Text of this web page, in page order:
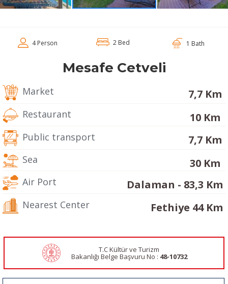
4 Person 2 Bed 1 Bath
Mesafe Cetveli
Market 7,7 Km
Restaurant 10 Km
Public transport 7,7 Km
Sea 30 Km
Air Port Dalaman - 83,3 Km
Nearest Center Fethiye 44 Km
T.C Kültür ve Turizm
Bakanlığı Belge Başvuru No : 48-10732